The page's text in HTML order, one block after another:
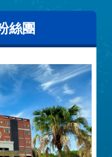
益增加的民
水。
絲團